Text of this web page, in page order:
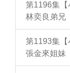
第1196集
林奕良弟兄
第1193集
張金來姐妹